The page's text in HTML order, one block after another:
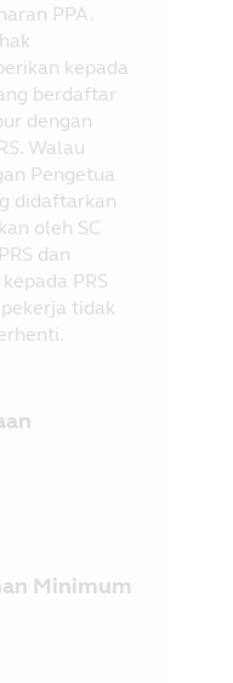
PPA.
kepada
berdaftar
dengan
Walau
Pengetua
didaftarkan
oleh SC
dan
PRS
tidak
Minimum